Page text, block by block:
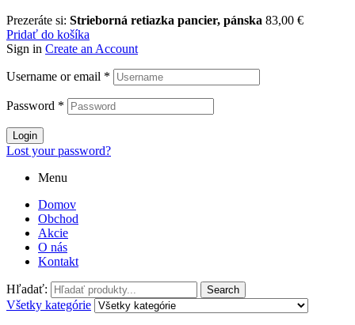
Prezeráte si: Strieborná retiazka pancier, pánska 83,00 €
Pridať do košíka
Sign in Create an Account
Username or email *
Password *
Login
Lost your password?
Menu
Domov
Obchod
Akcie
O nás
Kontakt
Hľadať: Search
Všetky kategórie